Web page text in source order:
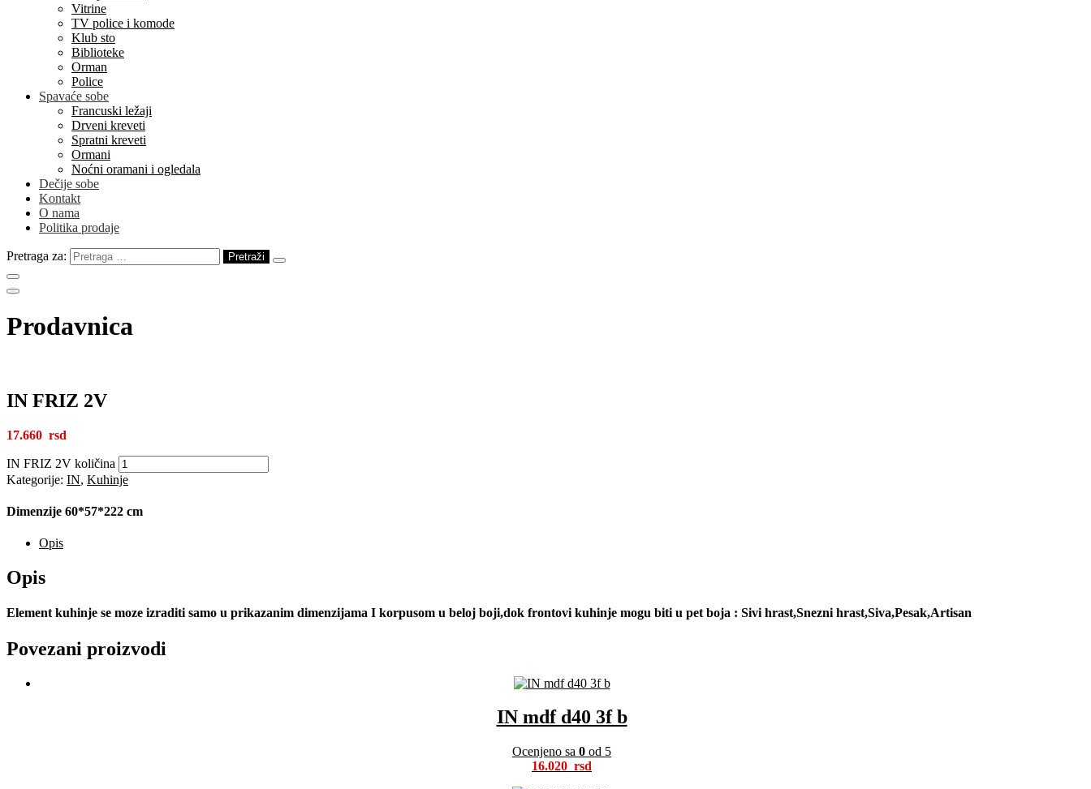
Vitrine
TV police i komode
Klub sto
Biblioteke
Orman
Police
Spavaće sobe
Francuski ležaji
Drveni kreveti
Spratni kreveti
Ormani
Noćni oramani i ogledala
Dečije sobe
Kontakt
O nama
Politika prodaje
Pretraga za:
Prodavnica
IN FRIZ 2V
17.660
IN FRIZ 2V količina
Kategorije: IN, Kuhinje
Dimenzije 60*57*222 cm
Opis
Opis
Element kuhinje se moze izraditi samo u prikazanim dimenzijama I korpusom u beloj boji,dok frontovi kuhinje mogu biti u pet boja : Sivi hrast,Snezni hrast,Siva,Pesak,Artisan
Povezani proizvodi
IN mdf d40 3f b
Ocenjeno sa 0 od 5
16.020